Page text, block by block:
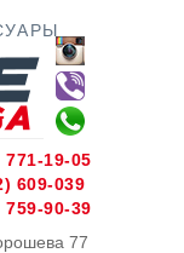
77
771-19-05
609-039
759-90-39